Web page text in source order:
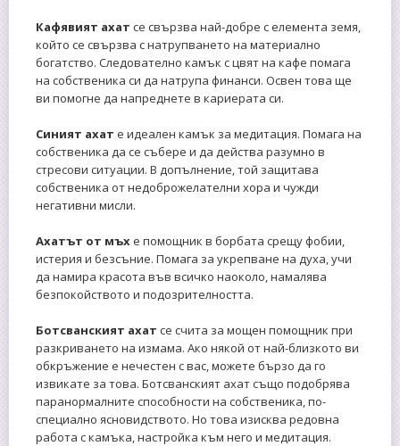
Кафявият ахат се свързва най-добре с елемента земя,
който се свързва с натрупването на материално
богатство. Следователно камък с цвят на кафе помага
на собственика си да натрупа финанси. Освен това ще
ви помогне да напреднете в кариерата си.
Синият ахат е идеален камък за медитация. Помага на
собственика да се събере и да действа разумно в
стресови ситуации. В допълнение, той защитава
собственика от недоброжелателни хора и чужди
негативни мисли.
Ахатът от мъх е помощник в борбата срещу фобии,
истерия и безсъние. Помага за укрепване на духа, учи
да намира красота във всичко наоколо, намалява
безпокойството и подозрителността.
Ботсванският ахат се счита за мощен помощник при
разкриването на измама. Ако някой от най-близкото ви
обкръжение е нечестен с вас, можете бързо да го
извикате за това. Ботсванският ахат също подобрява
паранормалните способности на собственика, по-
специално ясновидството. Но това изисква редовна
работа с камъка, настройка към него и медитация.